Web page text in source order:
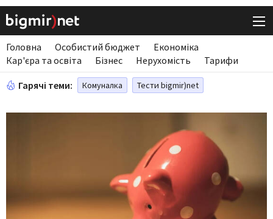
Головна Особистий бюджет
Економіка
Кар'єра та освіта
Бізнес Нерухомість Тарифи
Гарячі теми: Комуналка Тести bigmir)net